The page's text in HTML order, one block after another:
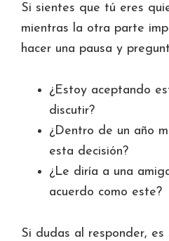
Si sientes que tú eres
mientras la otra parte
hacer una pausa y
¿Estoy aceptando
discutir?
¿Dentro de un año
esta decisión?
¿Le diría a una
acuerdo como este?
Si dudas al responder,